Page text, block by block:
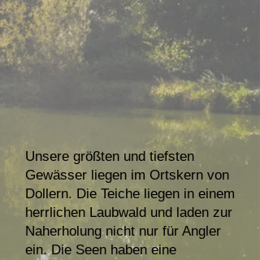
Unsere größten und tiefsten
Gewässer liegen im Ortskern von
Dollern. Die Teiche liegen in einem
herrlichen Laubwald und laden zur
Naherholung nicht nur für Angler
ein. Die Seen haben eine